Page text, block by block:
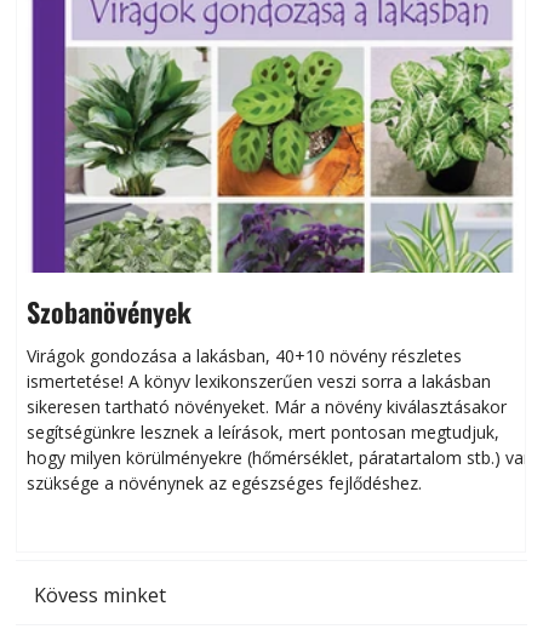
Szobanövények
Virágok gondozása a lakásban, 40+10 növény részletes
ismertetése! A könyv lexikonszerűen veszi sorra a lakásban
sikeresen tart­ha­tó növényeket. Már a növény kiválasztásakor
segítségünkre lesznek a leírások, mert pontosan megtudjuk,
hogy milyen körülményekre (hőmérséklet, páratartalom stb.) van
szüksége a növénynek az egészséges fejlődéshez.
Kövess minket